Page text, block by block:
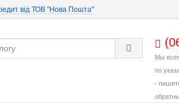
від ТОВ "Нова Пошта"
Мы
по
-